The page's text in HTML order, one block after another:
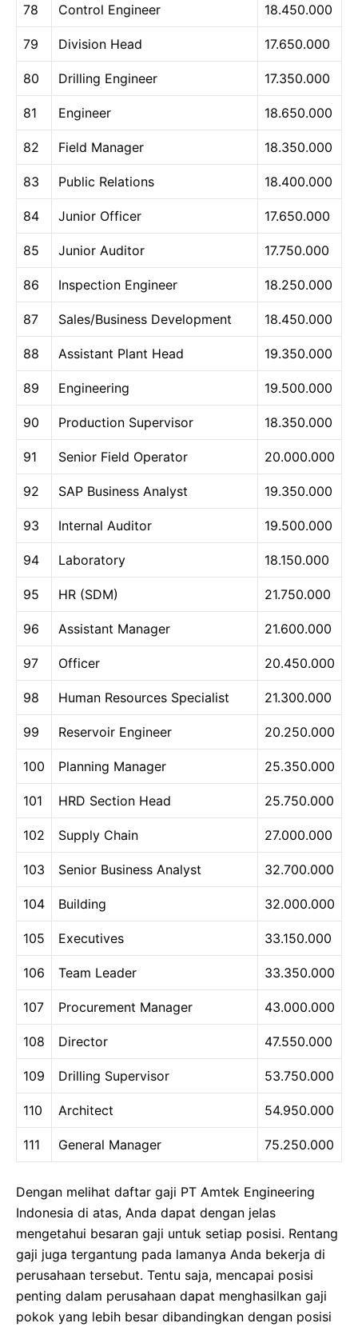
78 Control Engineer 18.450.000
79 Division Head 17.650.000
80 Drilling Engineer 17.350.000
81 Engineer 18.650.000
82 Field Manager 18.350.000
83 Public Relations 18.400.000
84 Junior Officer 17.650.000
85 Junior Auditor 17.750.000
86 Inspection Engineer 18.250.000
87 Sales/Business Development 18.450.000
88 Assistant Plant Head 19.350.000
89 Engineering 19.500.000
90 Production Supervisor 18.350.000
91 Senior Field Operator 20.000.000
92 SAP Business Analyst 19.350.000
93 Internal Auditor 19.500.000
94 Laboratory 18.150.000
95 HR (SDM) 21.750.000
96 Assistant Manager 21.600.000
97 Officer 20.450.000
98 Human Resources Specialist 21.300.000
99 Reservoir Engineer 20.250.000
100 Planning Manager 25.350.000
101 HRD Section Head 25.750.000
102 Supply Chain 27.000.000
103 Senior Business Analyst 32.700.000
104 Building 32.000.000
105 Executives 33.150.000
106 Team Leader 33.350.000
107 Procurement Manager 43.000.000
108 Director 47.550.000
109 Drilling Supervisor 53.750.000
110 Architect 54.950.000
111 General Manager 75.250.000
Dengan melihat daftar gaji PT Amtek Engineering
Indonesia di atas, Anda dapat dengan jelas
mengetahui besaran gaji untuk setiap posisi. Rentang
gaji juga tergantung pada lamanya Anda bekerja di
perusahaan tersebut. Tentu saja, mencapai posisi
penting dalam perusahaan dapat menghasilkan gaji
pokok yang lebih besar dibandingkan dengan posisi